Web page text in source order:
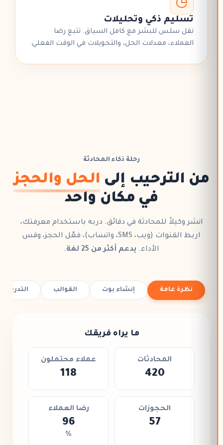
تسليم ذكي وتحليلات
نقل سلس للبشر مع كامل السياق. تتبع رضا
العملاء، معدلات الحل، والتحويلات في الوقت الفعلي.
رحلة ذكاء المحادثة
من الترحيب إلى الحل والحجز
في مكان واحد
انشر وكيلاً للمحادثة في دقائق. دربه باستخدام معرفتك،
اربط القنوات (ويب، SMS، واتساب)، فعّل
الحجز، وقس
الأداء. يدعم أكثر من 25 لغة .
نظرة عامة إنشاء بوت القوالب التدريب
ما يراه فريقك
المحادثات
420
عملاء محتملون
118
الحجوزات
57
رضا العملاء
96
%